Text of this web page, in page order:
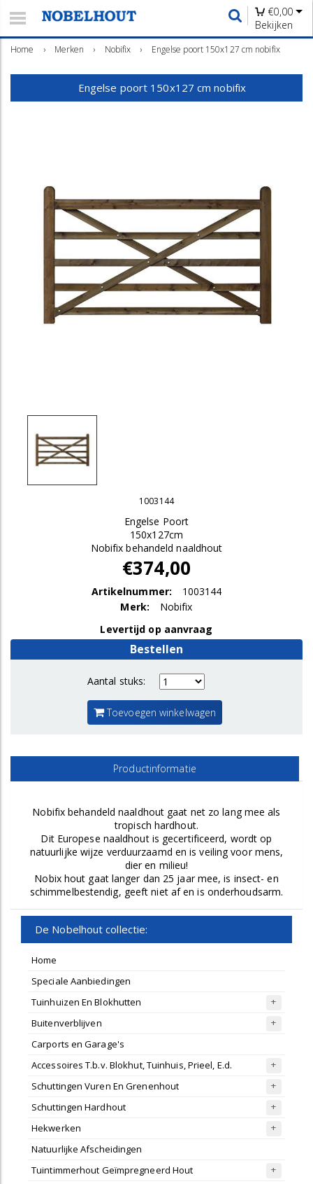
€0,00
Bekijken
Home › Merken › Nobifix › Engelse poort 150x127 cm nobifix
Engelse poort 150x127 cm nobifix
1003144
Engelse Poort
150x127cm
Nobifix behandeld naaldhout
€374,00
Artikelnummer:
1003144
Merk:
Nobifix
Levertijd op aanvraag
Bestellen
Aantal stuks:
Toevoegen winkelwagen
Productinformatie
Nobifix behandeld naaldhout gaat net zo lang mee als
tropisch hardhout.
Dit Europese naaldhout is gecertificeerd, wordt op
natuurlijke wijze verduurzaamd en is veiling voor mens,
dier en milieu!
Nobix hout gaat langer dan 25 jaar mee, is insect- en
schimmelbestendig, geeft niet af en is onderhoudsarm.
De Nobelhout collectie:
Home
Speciale Aanbiedingen
Tuinhuizen En Blokhutten
Buitenverblijven
Carports en Garage's
Accessoires T.b.v. Blokhut, Tuinhuis, Prieel, E.d.
Schuttingen Vuren En Grenenhout
Schuttingen Hardhout
Hekwerken
Natuurlijke Afscheidingen
Tuintimmerhout Geïmpregneerd Hout